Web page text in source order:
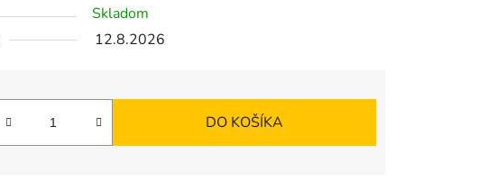
Skladom
12.8.2026
DO KOŠÍKA